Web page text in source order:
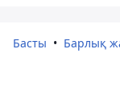
Басты Барлық